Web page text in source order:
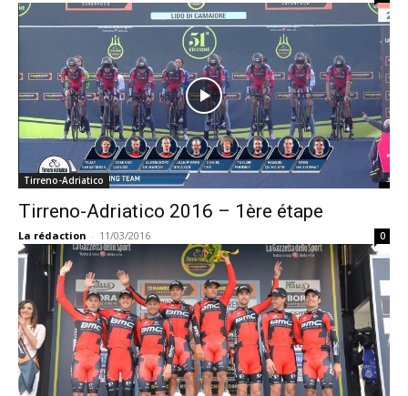
Tirreno-Adriatico
Tirreno-Adriatico 2016 – 1ère étape
La rédaction - 11/03/2016 0